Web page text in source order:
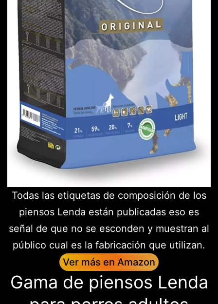
Todas las etiquetas de composición de los
piensos Lenda están publicadas eso es
señal de que no se esconden y muestran al
público cual es la fabricación que utilizan.
Ver más en Amazon
Gama de piensos Lenda